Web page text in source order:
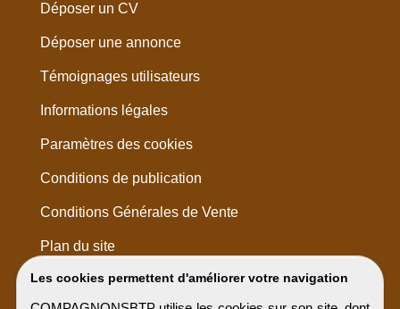
Les cookies permettent d'améliorer votre navigation
Déposer un CV
Déposer une annonce
Témoignages utilisateurs
Informations légales
Paramètres des cookies
Conditions de publication
Conditions Générales de Vente
Plan du site